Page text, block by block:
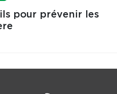
pour prévenir les